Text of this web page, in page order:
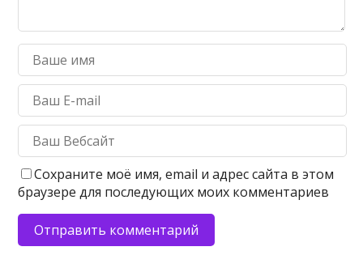
Сохраните моё имя, email и адрес сайта в этом
браузере для последующих моих комментариев